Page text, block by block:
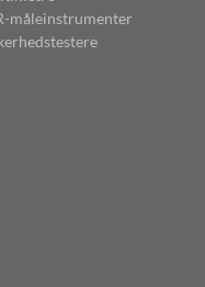
måleinstrumenter